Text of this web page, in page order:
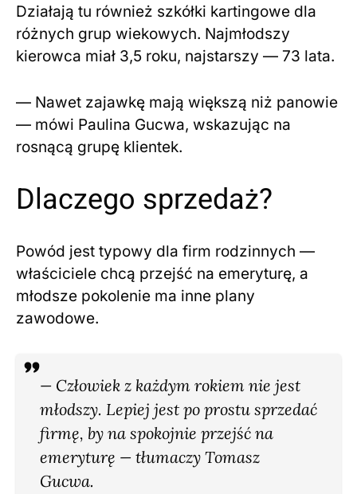
Działają tu również szkółki kartingowe dla
różnych grup wiekowych. Najmłodszy
kierowca miał 3,5 roku, najstarszy — 73 lata.
— Nawet zajawkę mają większą niż panowie
— mówi Paulina Gucwa, wskazując na
rosnącą grupę klientek.
Dlaczego sprzedaż?
Powód jest typowy dla firm rodzinnych —
właściciele chcą przejść na emeryturę, a
młodsze pokolenie ma inne plany
zawodowe.
— Człowiek z każdym rokiem nie jest
młodszy. Lepiej jest po prostu sprzedać
firmę, by na spokojnie przejść na
emeryturę — tłumaczy Tomasz
Gucwa.